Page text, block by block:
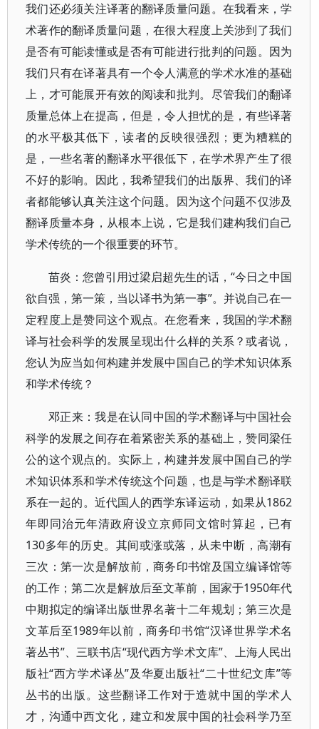
我们还必须关注译著的翻译质量问题。在我看来，学
术著作的翻译质量问题，在很大程度上关涉到了我们
是否有可能读懂或是否有可能进行批判的问题。因为
我们只有在译著具有一个令人满意的学术水准的基础
上，才可能展开有效的阅读和批判。尽管我们的翻译
质量总体上在提高，但是，令人担忧的是，有些译著
的水平极其低下，读者的反映很强烈；更为糟糕的
是，一些名著的翻译水平很低下，在学术界产生了很
不好的影响。因此，我希望我们的出版界、我们的译
者都能够认真关注这个问题。因为这个问题不仅涉及
翻译质量本身，从根本上说，它是我们建构我们自己
学术传统的一个很重要的环节。
苗炎：您曾引用过梁启超先生的话，“今日之中国
欲自强，第一策，当以译书为第一事”。并说自己在一
定程度上是赞同这个观点。在您看来，我国的学术翻
译与社会科学的发展呈现出什么样的关系？或者说，
您认为应当如何构建并发展中国自己的学术知识体系
和学术传统？
邓正来：我是在认同中国的学术翻译与中国社会
科学的发展之间存在着紧密关系的基础上，赞同梁任
公的这个观点的。实际上，构建并发展中国自己的学
术知识体系和学术传统这个问题，也是与学术翻译联
系在一起的。近代国人的西学东译运动，如果从1862
年即同治元年清政府设立京师同文馆时算起，已有
130多年的历史。其间或涨或落，从未中断，高潮有
三次：第一次是解放前，商务印书馆及国立编译馆等
的工作；第二次是解放后至文革前，国家于1950年代
中期拟定的编译出版世界名著十二年规划；第三次是
文革后至1989年以前，商务印书馆“汉译世界学术名
著丛书”、三联书店“现代西方学术文库”、上海人民出
版社“西方学术译丛”及华夏出版社“二十世纪文库”等
丛书的出版。这些翻译工作对于造就中国的学术人
才，沟通中西文化，建立和发展中国的社会科学乃至